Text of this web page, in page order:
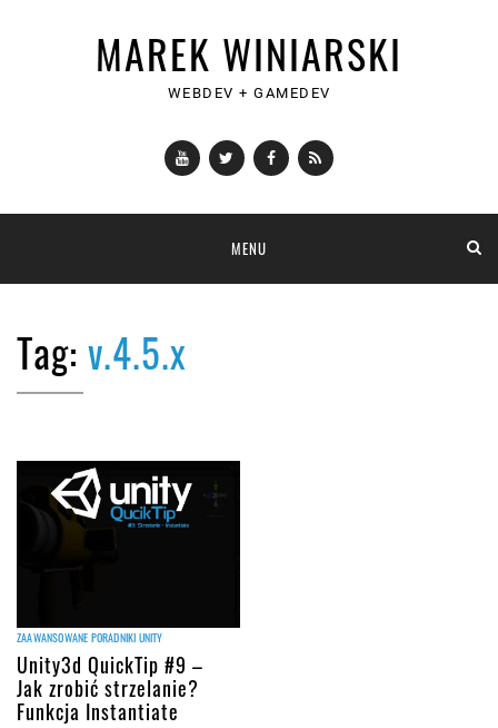
MAREK WINIARSKI
WEBDEV + GAMEDEV
YouTubeTwitterFacebook
RSS
content
MENU
Tag: v.4.5.x
ZAAWANSOWANE PORADNIKI UNITY
Unity3d QuickTip #9 –
Jak zrobić strzelanie?
Funkcja Instantiate